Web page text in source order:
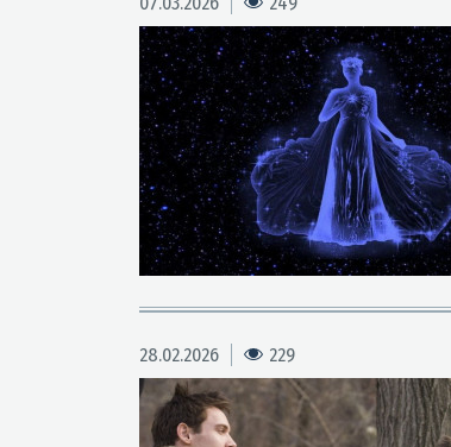
28.02.2026 229